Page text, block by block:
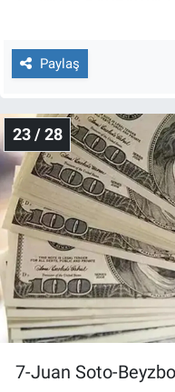
Paylaş
23 / 28
7-Juan Soto-